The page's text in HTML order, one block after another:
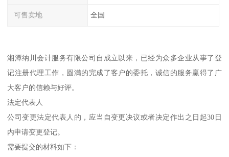
可售卖地 全国
湘潭纳川会计服务有限公司自成立以来，已经为众多企业从事了登
记注册代理工作，圆满的完成了客户的委托，诚信的服务赢得了广
大客户的信赖与好评。
法定代表人
公司变更法定代表人的，应当自变更决议或者决定作出之日起30日
内申请变更登记。
需要提交的材料如下：